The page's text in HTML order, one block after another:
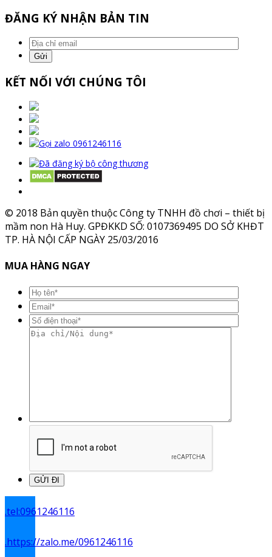
ĐĂNG KÝ NHẬN BẢN TIN
KẾT NỐI VỚI CHÚNG TÔI
© 2018 Bản quyền thuộc Công ty TNHH đồ chơi – thiết bị
mầm non Hà Huy. GPĐKKD SỐ: 0107369495 DO SỞ KHĐT
TP. HÀ NỘI CẤP NGÀY 25/03/2016
MUA HÀNG NGAY
.tel:0961246116
.https://zalo.me/0961246116